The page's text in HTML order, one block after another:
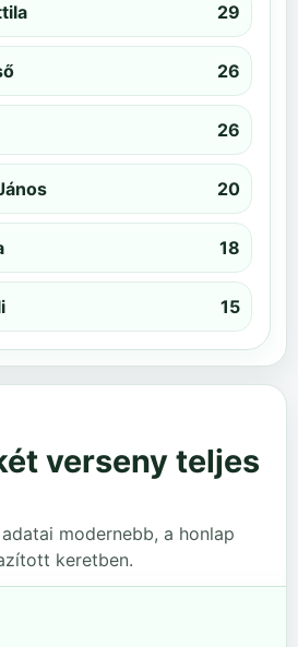
29
26
26
20
18
15
verseny teljes
modernebb, a honlap
keretben.